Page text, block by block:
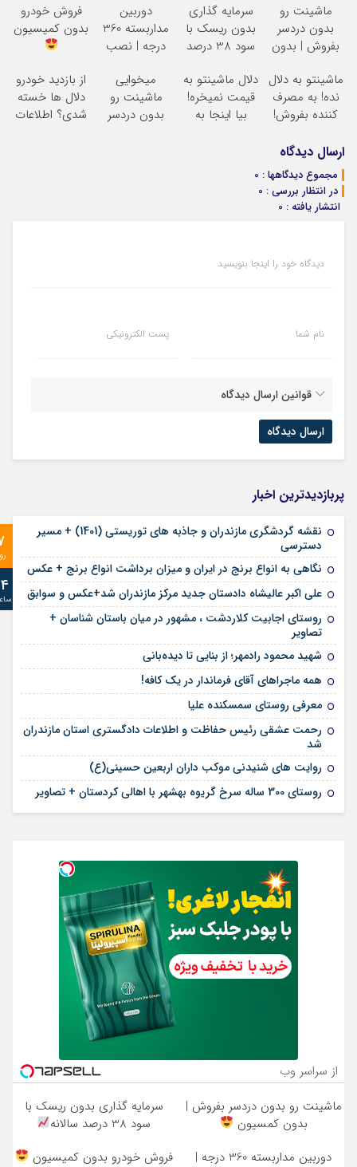
ماشینت رو
بدون دردسر
بفروش | بدون
سرمایه گذاری
بدون ریسک با
سود 38 درصد
دوربین
مداربسته 360
درجه | نصب
فروش خودرو
بدون کمیسیون
ماشینتو به دلال
نده! به مصرف
کننده بفروش!
یک تماس
دلال ماشینتو به
قیمت نمیخره!
بیا اینجا به
میخوایی
ماشینت رو
بدون دردسر
از بازدید خودرو
دلال ها خسته
شدی؟ اطلاعات
ارسال دیدگاه
مجموع دیدگاهها : 0
در انتظار بررسی : 0
انتشار یافته : 0
دیدگاه خود را اینجا بنویسید
نام شما پست الکترونیکی
قوانین ارسال دیدگاه
پربازدیدترین اخبار
نقشه گردشگری مازندران و جاذبه های توریستی (1401) + مسیر
دسترسی
نگاهی به انواع برنج در ایران و میزان برداشت انواع برنج + عکس
علی‌ اکبر عالیشاه دادستان جدید مرکز مازندران شد+عکس و سوابق
روستای اجابیت کلاردشت ، مشهور در میان باستان شناسان +
تصاویر
شهید محمود رادمهر؛ از بنایی تا دیده‌بانی
همه ماجراهای آقای فرماندار در یک کافه!
معرفی روستای سمسکنده علیا
رحمت عشقی رئیس حفاظت و اطلاعات دادگستری استان مازندران
شد
روایت های شنیدنی موکب داران اربعین حسینی(ع)
روستای 300 ساله سرخ ‌گریوه بهشهر با اهالی کردستان + تصاویر
از سراسر وب
ماشینت رو بدون دردسر بفروش |
بدون کمسیون
سرمایه گذاری بدون ریسک با
سود 38 درصد سالانه
دوربین مداربسته 360 درجه |
فروش خودرو بدون کمیسیون